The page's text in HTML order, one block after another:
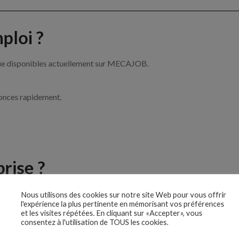
?
disponibles actuellement sur MECAJOB.
rapidement.
?
de la mécanique par exemple un mécanicien, un chef d’atelier
à recruter en cliquant sur le bouton ci-dessous.
Nous utilisons des cookies sur notre site Web pour vous offrir
l'expérience la plus pertinente en mémorisant vos préférences
et les visites répétées. En cliquant sur «Accepter», vous
consentez à l'utilisation de TOUS les cookies.